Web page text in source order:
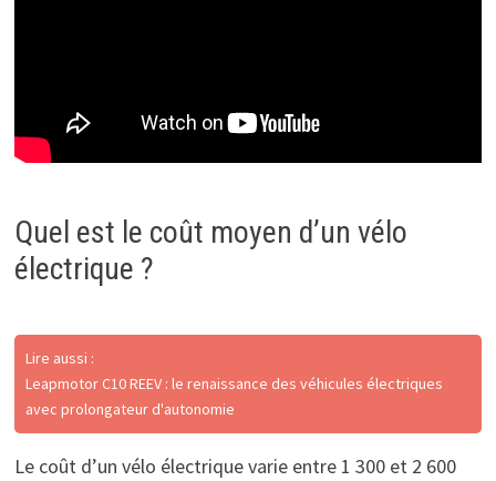
Quel est le coût moyen d’un vélo
électrique ?
Lire aussi :
Leapmotor C10 REEV : le renaissance des véhicules électriques
avec prolongateur d'autonomie
Le coût d’un vélo électrique varie entre 1 300 et 2 600